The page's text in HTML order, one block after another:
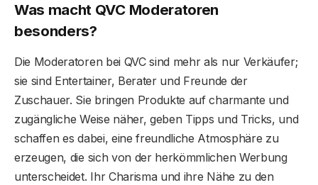
Was macht QVC Moderatoren
besonders?
Die Moderatoren bei QVC sind mehr als nur Verkäufer;
sie sind Entertainer, Berater und Freunde der
Zuschauer. Sie bringen Produkte auf charmante und
zugängliche Weise näher, geben Tipps und Tricks, und
schaffen es dabei, eine freundliche Atmosphäre zu
erzeugen, die sich von der herkömmlichen Werbung
unterscheidet. Ihr Charisma und ihre Nähe zu den